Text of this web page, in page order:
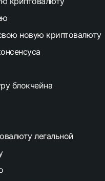
новую криптовалюту
блокчейна
легальной